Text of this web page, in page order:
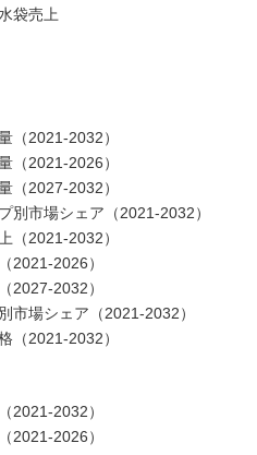
袋売上
（2021-2032）
（2021-2026）
（2027-2032）
別市場シェア（2021-2032）
（2021-2032）
2021-2026）
2027-2032）
市場シェア（2021-2032）
（2021-2032）
2021-2032）
2021-2026）